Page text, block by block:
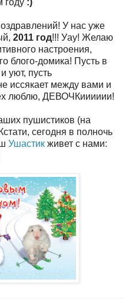
У нас уже
2011 год!!! Уау! Желаю
настроения,
блого-домика! Пусть в
уют, пусть
иссякает между вами и
люблю, ДЕВОЧКииииии!
пушистиков (на
сегодня в полночь
Ушастик живет с нами: